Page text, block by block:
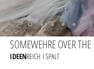
SOMEWEHRE OVER THE
IDEENREICH I SPALT